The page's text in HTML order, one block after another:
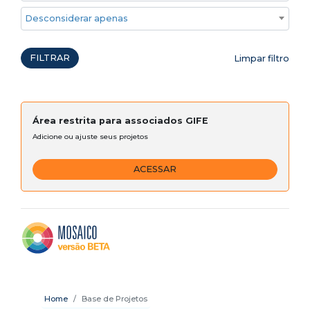
Desconsiderar apenas ações emergenciais
FILTRAR Limpar filtro
Área restrita para associados GIFE
Adicione ou ajuste seus projetos
ACESSAR
Home Base de Projetos